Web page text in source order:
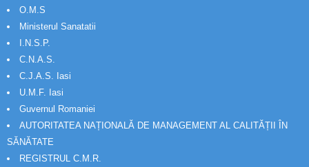
O.M.S
Ministerul Sanatatii
I.N.S.P.
C.N.A.S.
C.J.A.S. Iasi
U.M.F. Iasi
Guvernul Romaniei
AUTORITATEA NAȚIONALĂ DE MANAGEMENT AL CALITĂȚII ÎN
SĂNĂTATE
REGISTRUL C.M.R.